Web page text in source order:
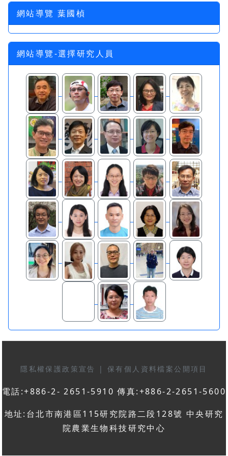
網站導覽 葉國楨
網站導覽-選擇研究人員
隱私權保護政策宣告 | 保有個人資料檔案公開項目
電話:+886-2- 2651-5910 傳真:+886-2-2651-5600
地址:台北市南港區115研究院路二段128號 中央研究
院農業生物科技研究中心